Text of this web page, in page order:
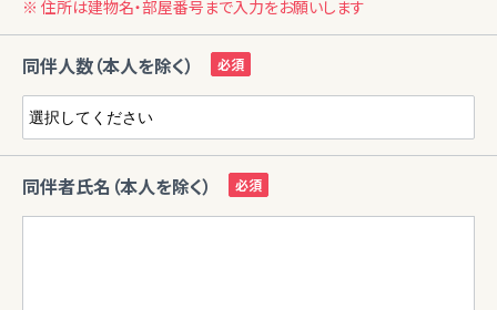
※ 住所は建物名・部屋番号まで入力をお願いします
同伴人数（本人を除く）
同伴者氏名（本人を除く）